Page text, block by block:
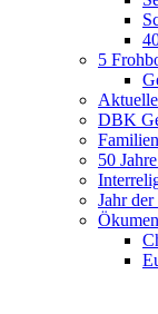
5
DBK
50
Jahr